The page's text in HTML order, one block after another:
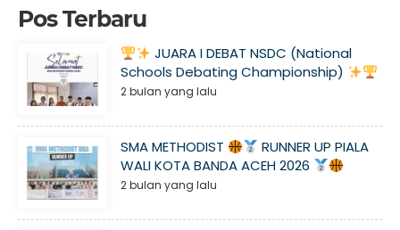
Pos Terbaru
JUARA I DEBAT NSDC (National
Schools Debating Championship)
2 bulan yang lalu
SMA METHODIST
RUNNER UP PIALA
WALI KOTA BANDA ACEH 2026
2 bulan yang lalu